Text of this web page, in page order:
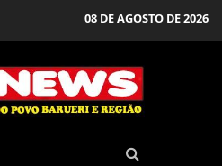
08 DE AGOSTO DE 2026